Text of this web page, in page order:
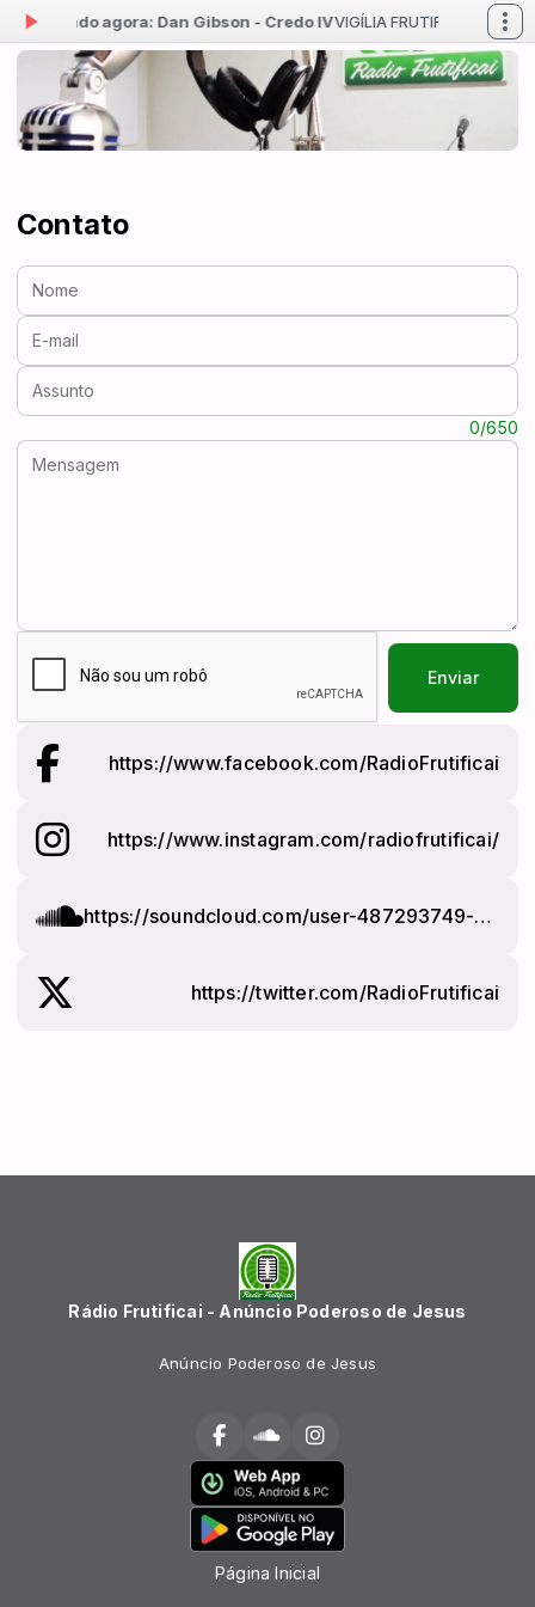
Tocando agora: Dan Gibson - Credo IVVIGÍLIA FRUTIFICAI das
Contato
Nome:
E-mail:
Assunto:
0/650
Enviar
https://www.facebook.com/RadioFrutificai
https://www.instagram.com/radiofrutificai/
https://soundcloud.com/user-487293749-92377221
https://twitter.com/RadioFrutificai
Rádio Frutificai - Anúncio Poderoso de Jesus
Anúncio Poderoso de Jesus
Página Inicial